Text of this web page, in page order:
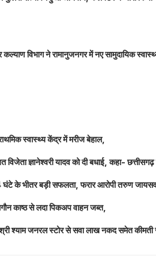
कल्याण विभाग ने रामानुजनगर में नए सामुदायिक
स्वास्थ्य केंद्र में मरीज बेहाल,
ज्ञानेश्वरी यादव को दी बधाई, कहा- छत्तीसगढ़
घंटे के भीतर बड़ी सफलता, फरार आरोपी तरुण
काष्ठ से लदा पिकअप वाहन जब्त,
श्याम जनरल स्टोर से सवा लाख नकद समेत कीमती